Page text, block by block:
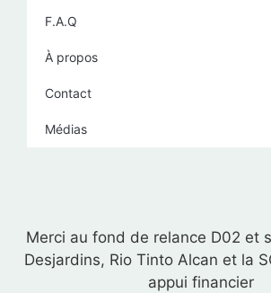
F.A.Q
À propos
Contact
Médias
Merci au fond de relance D02 et
Desjardins, Rio Tinto Alcan et la
appui financier